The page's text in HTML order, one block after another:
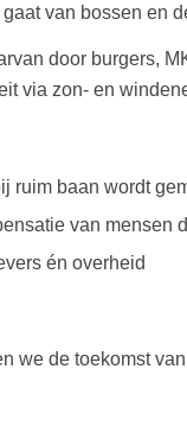
van bossen en
door burgers,
via zon- en
ruim baan wordt
van mensen
én overheid
we de toekomst